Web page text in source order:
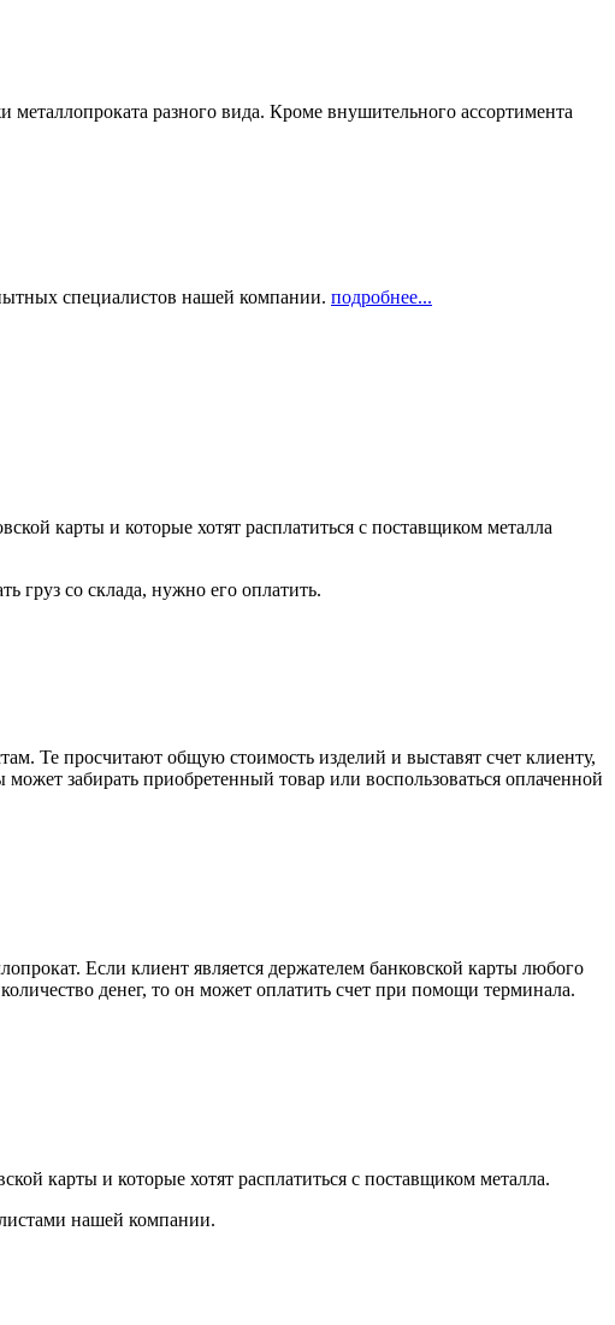
разного вида. Кроме внушительного ассортимента
специалистов нашей компании. подробнее...
карты и которые хотят расплатиться с поставщиком металла
груз со склада, нужно его оплатить.
Те просчитают общую стоимость изделий и выставят счет клиенту,
забирать приобретенный товар или воспользоваться оплаченной
Если клиент является держателем банковской карты любого
денег, то он может оплатить счет при помощи терминала.
карты и которые хотят расплатиться с поставщиком металла.
нашей компании.